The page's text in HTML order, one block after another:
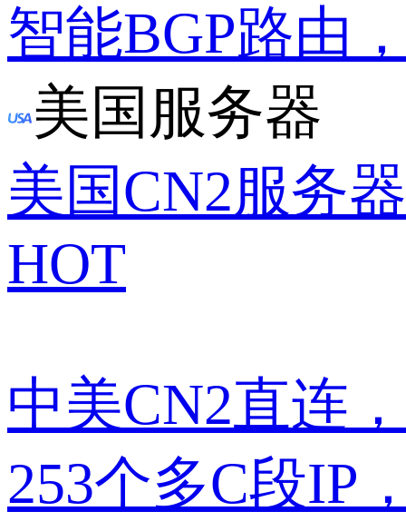
智能BGP路由
美国服务器
美国CN2服务器
HOT
中美CN2直连
253个多C段IP